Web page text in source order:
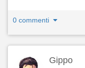
0 commenti
Gippo